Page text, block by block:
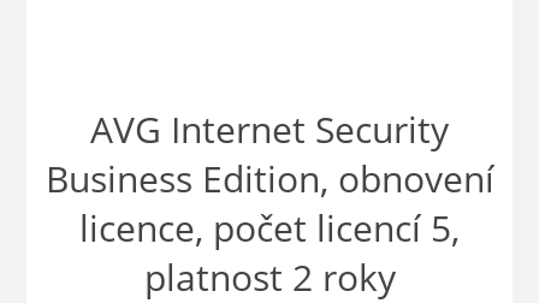
AVG Internet Security
Business Edition, obnovení
licence, počet licencí 5,
platnost 2 roky